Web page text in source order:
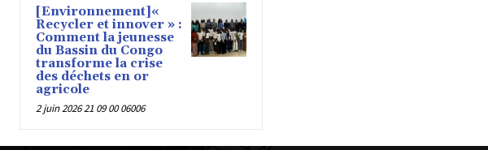
[Environnement]«
Recycler et innover » :
Comment la jeunesse
du Bassin du Congo
transforme la crise
des déchets en or
agricole
2 juin 2026 21 09 00 06006